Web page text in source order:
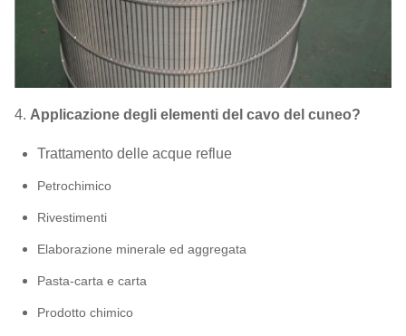
4. Applicazione degli elementi del cavo del cuneo?
Trattamento delle acque reflue
Petrochimico
Rivestimenti
Elaborazione minerale ed aggregata
Pasta-carta e carta
Prodotto chimico